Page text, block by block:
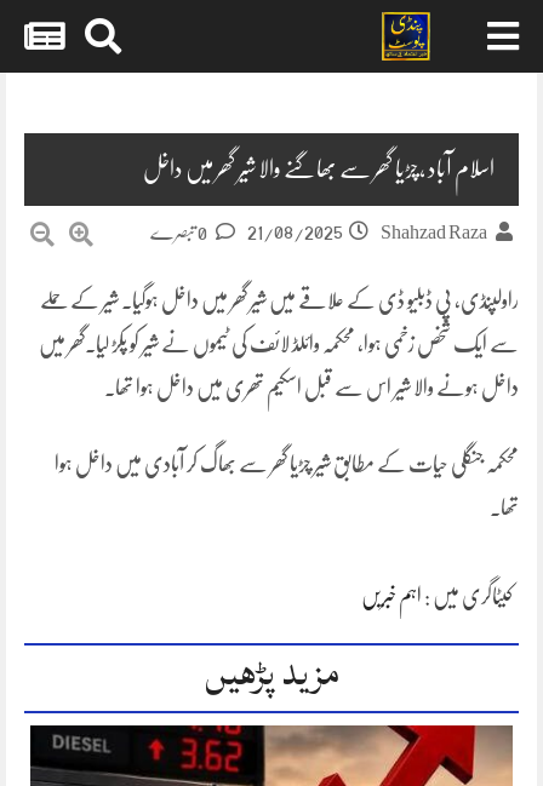
اسلام آباد ،چڑیا گھر سے بھاگنے والا شیر گھر میں داخل
Shahzad Raza
21/08/2025
راولپنڈی، پی ڈبلیو ڈی کے علاقے میں شیر گھر میں داخل ہوگیا۔ شیر کے حملے
سے ایک شخص زخمی ہوا، محکمہ وائلڈ لائف کی ٹیموں نے شیر کو پکڑ لیا۔گھر میں
داخل ہونے والا شیر اس سے قبل اسکیم تھری میں داخل ہوا تھا۔
محکمہ جنگلی حیات کے مطابق شیر چڑیا گھر سے بھاگ کر آبادی میں داخل ہوا
تھا۔
کیٹاگری میں : اہم خبریں
مزید پڑھیں